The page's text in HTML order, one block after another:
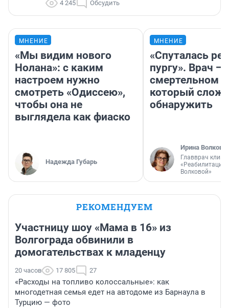
4 245 Обсудить
МНЕНИЕ
«Мы видим нового
Нолана»: с каким
настроем нужно
смотреть «Одиссею»,
чтобы она не
выглядела как фиаско
Надежда Губарь
МНЕНИЕ
«Спуталась
пургу». Врач —
смертельном
который
обнаружить
Ирина Волкова
Главврач
«Реабилитация
Волковой»
РЕКОМЕНДУЕМ
Участницу шоу «Мама в 16» из
Волгограда обвинили в
домогательствах к младенцу
20 часов 17 805 27
«Расходы на топливо колоссальные»: как
многодетная семья едет на автодоме из Барнаула в
Турцию — фото